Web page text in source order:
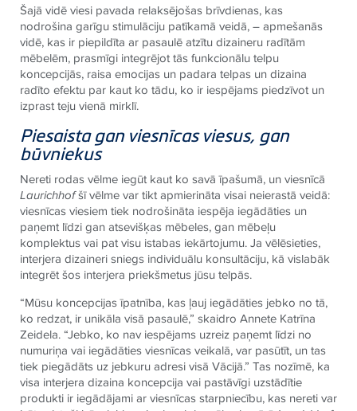
Šajā vidē viesi pavada relaksējošas brīvdienas, kas
nodrošina garīgu stimulāciju patīkamā veidā, – apmešanās
vidē, kas ir piepildīta ar pasaulē atzītu dizaineru radītām
mēbelēm, prasmīgi integrējot tās funkcionālu telpu
koncepcijās, raisa emocijas un padara telpas un dizaina
radīto efektu par kaut ko tādu, ko ir iespējams piedzīvot un
izprast teju vienā mirklī.
Piesaista gan viesnīcas viesus, gan
būvniekus
Nereti rodas vēlme iegūt kaut ko savā īpašumā, un viesnīcā
Laurichhofšī vēlme var tikt apmierināta visai neierastā veidā:
viesnīcas viesiem tiek nodrošināta iespēja iegādāties un
paņemt līdzi gan atsevišķas mēbeles, gan mēbeļu
komplektus vai pat visu istabas iekārtojumu. Ja vēlēsieties,
interjera dizaineri sniegs individuālu konsultāciju, kā vislabāk
integrēt šos interjera priekšmetus jūsu telpās.
“Mūsu koncepcijas īpatnība, kas ļauj iegādāties jebko no tā,
ko redzat, ir unikāla visā pasaulē,” skaidro Annete Katrīna
Zeidela. “Jebko, ko nav iespējams uzreiz paņemt līdzi no
numuriņa vai iegādāties viesnīcas veikalā, var pasūtīt, un tas
tiek piegādāts uz jebkuru adresi visā Vācijā.” Tas nozīmē, ka
visa interjera dizaina koncepcija vai pastāvīgi uzstādītie
produkti ir iegādājami ar viesnīcas starpniecību, kas nereti var